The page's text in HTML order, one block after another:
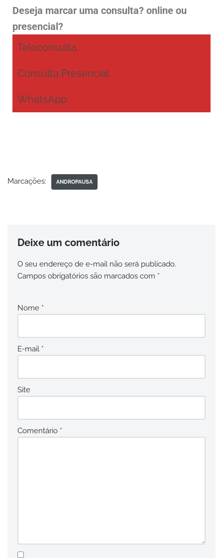
Deseja marcar uma consulta? online ou
presencial?
Teleconsulta
Consulta Presencial
WhatsApp
Marcações: ANDROPAUSA
Deixe um comentário
O seu endereço de e-mail não será publicado.
Campos obrigatórios são marcados com *
Nome *
E-mail *
Site
Comentário *